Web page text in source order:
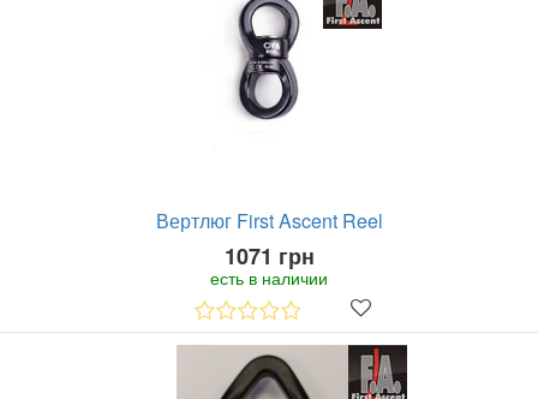
Вертлюг First Ascent Reel
1071 грн
есть в наличии